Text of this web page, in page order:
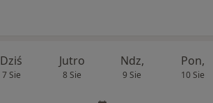
Dziś
7 Sie
Jutro
8 Sie
Ndz,
9 Sie
Pon,
10 Sie